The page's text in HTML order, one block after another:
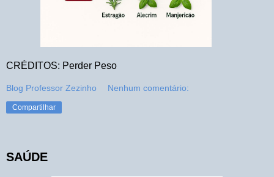
CRÉDITOS: Perder Peso
Blog Professor Zezinho Nenhum comentário:
Compartilhar
SAÚDE